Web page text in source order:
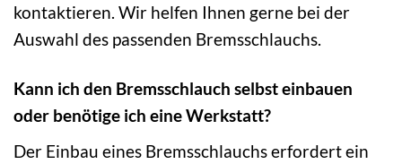
kontaktieren. Wir helfen Ihnen gerne bei der
Auswahl des passenden Bremsschlauchs.
Kann ich den Bremsschlauch selbst einbauen
oder benötige ich eine Werkstatt?
Der Einbau eines Bremsschlauchs erfordert ein